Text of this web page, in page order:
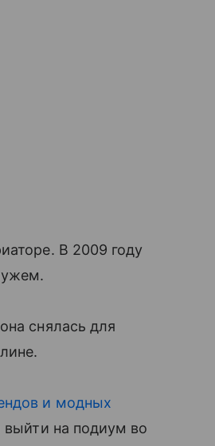
В 2009 году
снялась для
и модных
выйти на подиум во